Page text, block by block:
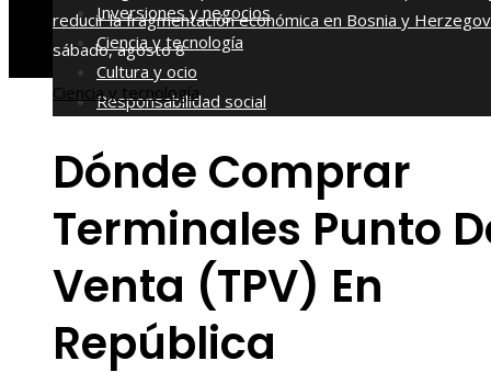
reducir la fragmentación económica en Bosnia y
sábado, agosto 8
Inversiones y negocios
Ciencia y tecnología
Cultura y ocio
Responsabilidad social
Ciencia y tecnología
Dónde Comprar
Terminales Punto
Venta (TPV) En
República